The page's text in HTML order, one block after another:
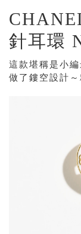
針耳環
這款堪稱是小
做了鏤空設計